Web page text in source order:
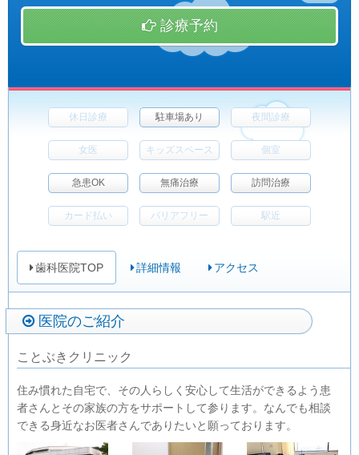
診療予約
休日診療 駐車場あり 夜間診療
女医 キッズスペース 個室
急患OK 無痛治療 訪問治療
カード払い バリアフリー 駅近
歯科医院TOP 詳細情報 アクセス
医院のご紹介
ことぶきクリニック
住み慣れた自宅で、その人らしく安心して生活ができるよう患
者さんとその家族の方をサポートして参ります。なんでも相談
できる身近なお医者さんでありたいと願っております。